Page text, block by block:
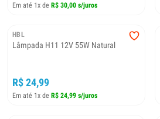
Em até 1x de R$ 30,00 s/juros
HBL
Lâmpada H11 12V 55W Natural
R$ 24,99
Em até 1x de R$ 24,99 s/juros